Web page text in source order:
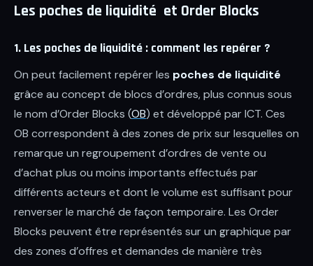
Les poches de liquidité et Order Blocks
1. Les poches de liquidité : comment les repérer ?
On peut facilement repérer les poches de liquidité
grâce au concept de blocs d’ordres, plus connus sous
le nom d’Order Blocks (OB) et développé par ICT. Ces
OB correspondent à des zones de prix sur lesquelles on
remarque un regroupement d’ordres de vente ou
d’achat plus ou moins importants effectués par
différents acteurs et dont le volume est suffisant pour
renverser le marché de façon temporaire. Les Order
Blocks peuvent être représentés sur un graphique par
des zones d’offres et demandes de manière très